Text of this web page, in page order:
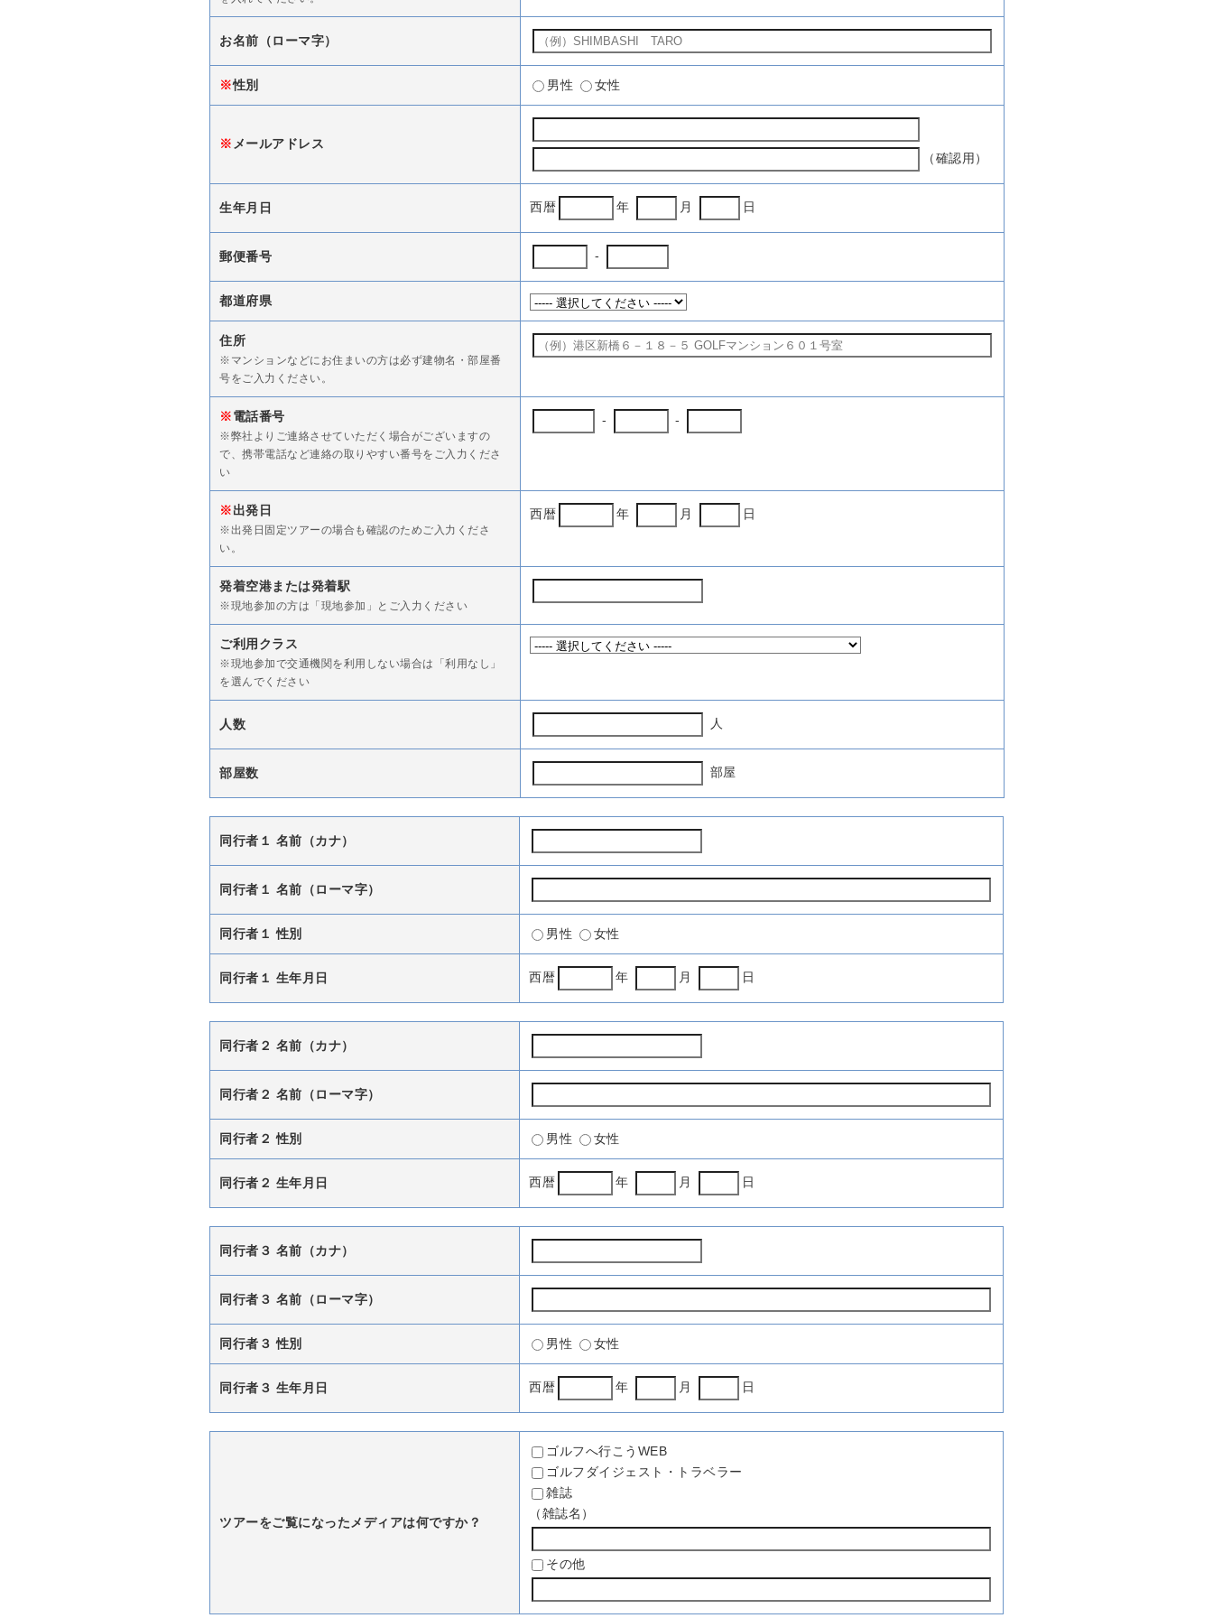
お名前（ローマ字）
※性別 男性 女性
※ メールアドレス
（確認用）
生年月日 西暦 年 月 日
郵便番号 -
都道府県
住所
※マンションなどにお住まいの方は必ず建物名・部屋番
号をご入力ください。
※電話番号
※弊社よりご連絡させていただく場合がございますの
で、携帯電話など連絡の取りやすい番号をご入力くださ
い
- -
※出発日
※出発日固定ツアーの場合も確認のためご入力くださ
い。
西暦 年 月 日
発着空港または発着駅
※現地参加の方は「現地参加」とご入力ください
ご利用クラス
※現地参加で交通機関を利用しない場合は「利用なし」
を選んでください
人数 人
部屋数 部屋
同行者１ 名前（カナ）
同行者１ 名前（ローマ字）
同行者１ 性別 男性 女性
同行者１ 生年月日 西暦 年 月 日
同行者２ 名前（カナ）
同行者２ 名前（ローマ字）
同行者２ 性別 男性 女性
同行者２ 生年月日 西暦 年 月 日
同行者３ 名前（カナ）
同行者３ 名前（ローマ字）
同行者３ 性別 男性 女性
同行者３ 生年月日 西暦 年 月 日
ツアーをご覧になったメディアは何ですか？
ゴルフへ行こうWEB
ゴルフダイジェスト・トラベラー
雑誌
（雑誌名）
その他